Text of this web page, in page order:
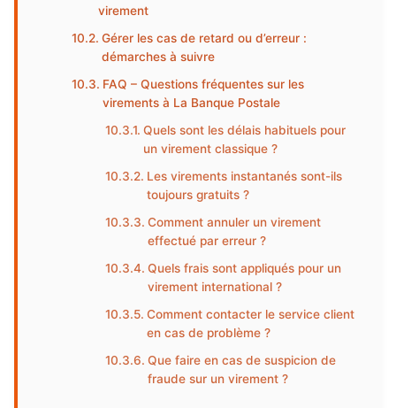
virement
Gérer les cas de retard ou d’erreur :
démarches à suivre
FAQ – Questions fréquentes sur les
virements à La Banque Postale
Quels sont les délais habituels pour
un virement classique ?
Les virements instantanés sont-ils
toujours gratuits ?
Comment annuler un virement
effectué par erreur ?
Quels frais sont appliqués pour un
virement international ?
Comment contacter le service client
en cas de problème ?
Que faire en cas de suspicion de
fraude sur un virement ?